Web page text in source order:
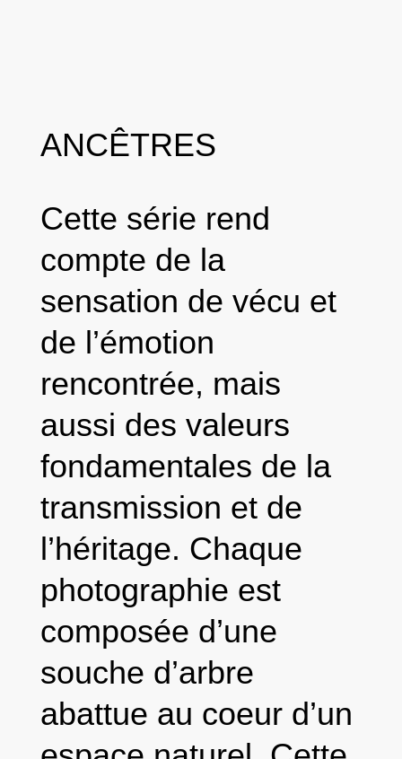
ANCÊTRES
Cette série rend
compte de la
sensation de vécu et
de l’émotion
rencontrée, mais
aussi des valeurs
fondamentales de la
transmission et de
l’héritage. Chaque
photographie est
composée d’une
souche d’arbre
abattue au coeur d’un